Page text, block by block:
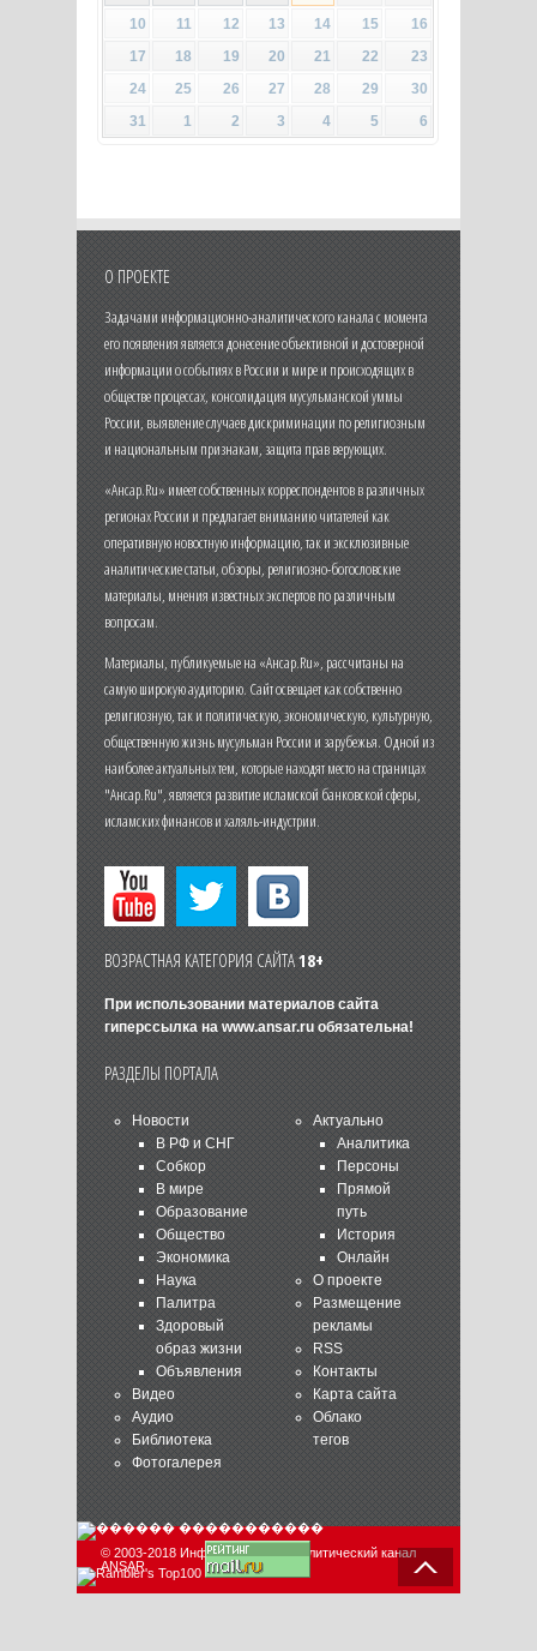
10
11 12 13 14 15
16
17
18 19 20 21 22
23
24
25 26 27 28 29
30
31
1 2 3 4 5 6
О ПРОЕКТЕ
Задачами информационно-аналитического канала с момента
его появления является донесение объективной и достоверной
информации о событиях в России и мире и происходящих в
обществе процессах, консолидация мусульманской уммы
России, выявление случаев дискриминации по религиозным
и национальным признакам, защита прав верующих.
«Ансар.Ru» имеет собственных корреспондентов в различных
регионах России и предлагает вниманию читателей как
оперативную новостную информацию, так и эксклюзивные
аналитические статьи, обзоры, религиозно-богословские
материалы, мнения известных экспертов по различным
вопросам.
Материалы, публикуемые на «Ансар.Ru», рассчитаны на
самую широкую аудиторию. Сайт освещает как собственно
религиозную, так и политическую, экономическую, культурную,
общественную жизнь мусульман России и зарубежья. Одной из
наиболее актуальных тем, которые находят место на страницах
"Ансар.Ru", является развитие исламской банковской сферы,
исламских финансов и халяль-индустрии.
ВОЗРАСТНАЯ КАТЕГОРИЯ САЙТА18+
При использовании материалов сайта
гиперссылка на www.ansar.ruобязательна!
РАЗДЕЛЫ ПОРТАЛА
Новости
В РФ и СНГ
Собкор
В мире
Образование
Общество
Экономика
Наука
Палитра
Здоровый
образ жизни
Объявления
Видео
Аудио
Библиотека
Фотогалерея
Актуально
Аналитика
Персоны
Прямой
путь
История
Онлайн
О проекте
Размещение
рекламы
RSS
Контакты
Карта сайта
Облако
тегов
© 2003-2018 Информационно-аналитический канал
ANSAR